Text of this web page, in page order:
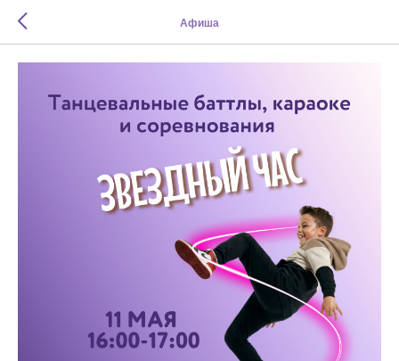
Афиша